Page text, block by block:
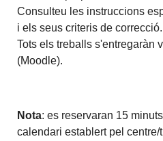
Consulteu les instruccions
i els seus criteris de correcció.
Tots els treballs s'entregaràn
(Moodle).
Nota: es reservaran 15
calendari establert pel